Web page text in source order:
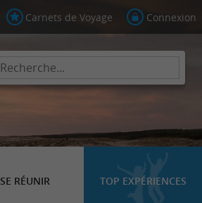
Carnets de Voyage Connexion
SE RÉUNIR TOP EXPÉRIENCES